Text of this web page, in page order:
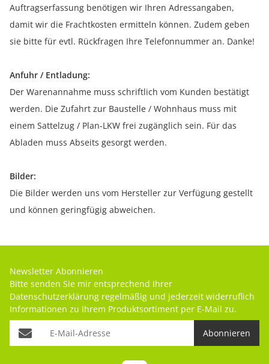
Auftragserfassung benötigen wir Ihren Adressangaben,
damit wir die Frachtkosten ermitteln können. Zudem geben
sie bitte für evtl. Rückfragen Ihre Telefonnummer an. Danke!
Anfuhr / Entladung:
Der Warenannahme muss schriftlich vom Kunden bestätigt
werden. Die Zufahrt zur Baustelle / Wohnhaus muss mit
einem Sattelzug / Plan-LKW frei zugänglich sein. Für das
Abladen muss Abseits gesorgt werden.
Bilder:
Die Bilder werden uns vom Hersteller zur Verfügung gestellt
und können geringfügig abweichen.
Newsletter Abonnieren
Bitte senden Sie mir entsprechend Ihrer
Datenschutzerklärung regelmäßig und jederzeit widerruflich
Informationen zu Ihrem Produktsortiment per E-Mail zu.
Abonnieren